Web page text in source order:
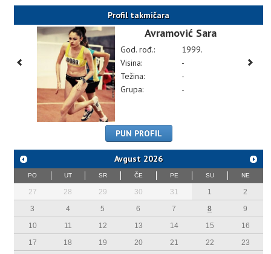
Profil takmičara
Avramović Sara
God. rođ.:
1999.
Visina:
-
Težina:
-
Grupa:
-
PUN PROFIL
Avgust 2026
PO UT SR ČE PE SU NE
27 28 29 30 31 1
2
3
4 5 6 7 8
9
10
11 12 13 14 15
16
17
18 19 20 21 22
23